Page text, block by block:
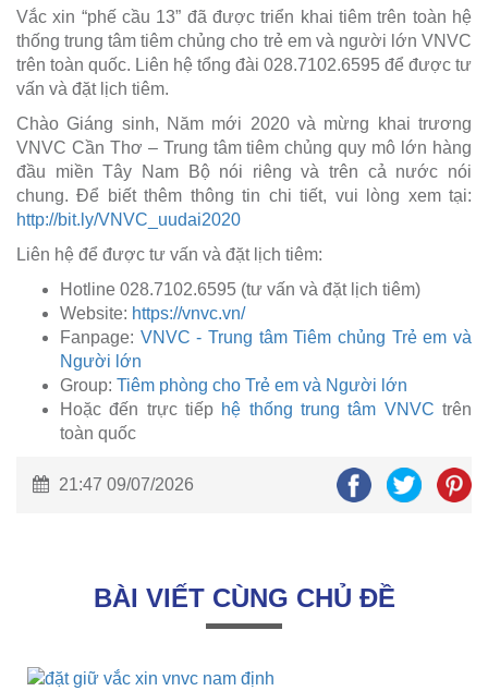
Vắc xin “phế cầu 13” đã được triển khai tiêm trên toàn hệ
thống trung tâm tiêm chủng cho trẻ em và người lớn VNVC
trên toàn quốc. Liên hệ tổng đài 028.7102.6595 để được tư
vấn và đặt lịch tiêm.
Chào Giáng sinh, Năm mới 2020 và mừng khai trương
VNVC Cần Thơ – Trung tâm tiêm chủng quy mô lớn hàng
đầu miền Tây Nam Bộ nói riêng và trên cả nước nói
chung. Để biết thêm thông tin chi tiết, vui lòng xem tại:
http://bit.ly/VNVC_uudai2020
Liên hệ để được tư vấn và đặt lịch tiêm:
Hotline 028.7102.6595 (tư vấn và đặt lịch tiêm)
Website: https://vnvc.vn/
Fanpage: VNVC - Trung tâm Tiêm chủng Trẻ em và
Người lớn
Group: Tiêm phòng cho Trẻ em và Người lớn
Hoặc đến trực tiếp hệ thống trung tâm VNVC trên
toàn quốc
21:47 09/07/2026
BÀI VIẾT CÙNG CHỦ ĐỀ